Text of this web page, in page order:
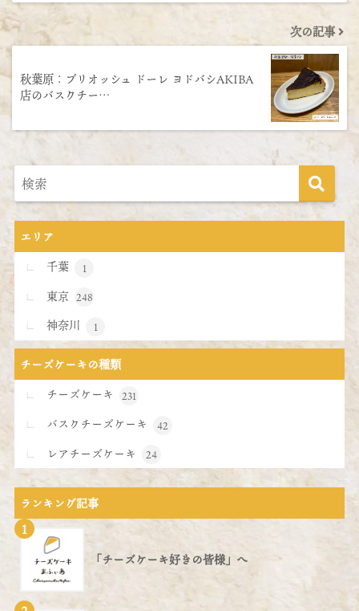
次の記事
秋葉原：ブリオッシュ ドーレ ヨドバシAKIBA
店のバスクチー…
エリア
千葉
1
東京 248
神奈川 1
チーズケーキの種類
チーズケーキ
231
バスクチーズケーキ 42
レアチーズケーキ 24
ランキング記事
1
「チーズケーキ好きの皆様」へ